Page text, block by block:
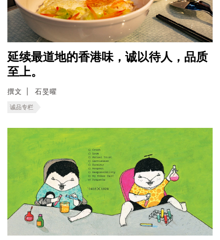
延续最道地的香港味，诚以待人，品质
至上。
撰文 石旻曜
诚品专栏